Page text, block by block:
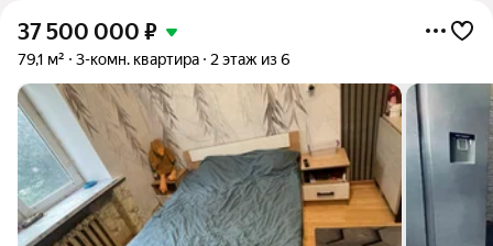
37 500 000 ₽
79,1 м² 3-комн. квартира 2 этаж из 6